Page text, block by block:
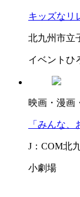
キッズなリ
北九州市立
イベントひ
映画・漫画
「みんな
J：COM北
小劇場